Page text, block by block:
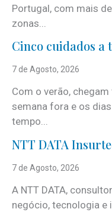
Portugal, com mais
zonas...
Cinco cuidados a
7 de Agosto, 2026
Com o verão,
semana fora e os
tempo...
NTT DATA
7 de Agosto, 2026
A NTT DATA,
negócio, tecnologia e